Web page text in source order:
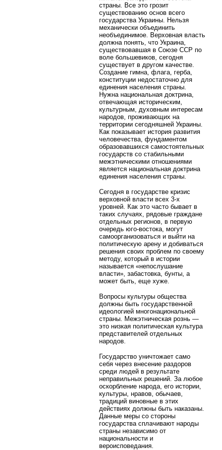
страны. Все это грозит
существованию основ всего
государства Украины. Нельзя
механически объединить
необъединимое. Верховная власть
должна понять, что Украина,
существовавшая в Союзе ССР по
воле большевиков, сегодня
существует в другом качестве.
Создание гимна, флага, герба,
конституции недостаточно для
единения населения страны.
Нужна национальная доктрина,
отвечающая историческим,
культурным, духовным интересам
народов, проживающих на
территории сегодняшней Украины.
Как показывает история развития
человечества, фундаментом
образовавшихся самостоятельных
государств со стабильными
межэтническими отношениями
является национальная доктрина
единения населения страны.
Сегодня в государстве кризис
верховной власти всех 3-х
уровней. Как это часто бывает в
таких случаях, рядовые граждане
отдельных регионов, в первую
очередь юго-востока, могут
самоорганизоваться и выйти на
политическую арену и добиваться
решения своих проблем по своему
методу, который в истории
называется «непослушание
власти», забастовка, бунты, а
может быть, еще хуже.
Вопросы культуры общества
должны быть государственной
идеологией многонациональной
страны. Межэтническая рознь —
это низкая политическая культура
представителей отдельных
народов.
Государство уничтожает само
себя через внесение раздоров
среди людей в результате
неправильных решений. За любое
оскорбление народа, его истории,
культуры, нравов, обычаев,
традиций виновные в этих
действиях должны быть наказаны.
Данные меры со стороны
государства сплачивают народы
страны независимо от
национальности и
вероисповедания.